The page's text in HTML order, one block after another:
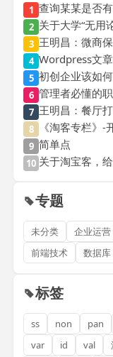
1 查询某某是否
2 关于大学“无用
3 王明昌：微商
4 Wordpress文
5 初创企业该如
6 管理者必懂的
7 王明昌：餐厅
8 《淘客专栏》-
9 简单点
10 关于淘宝客，
专题
未分类 企业运营
前端技术
数据库
标签
ss non pan
var
id val